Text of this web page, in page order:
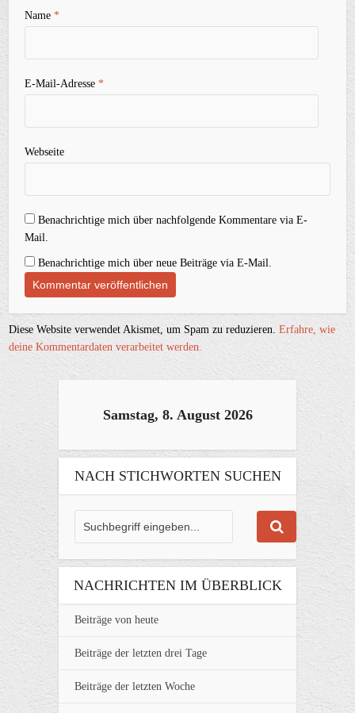
Name*
E-Mail-Adresse*
Webseite
Benachrichtige mich über nachfolgende Kommentare via E-
Mail.
Benachrichtige mich über neue Beiträge via E-Mail.
Diese Website verwendet Akismet, um Spam zu reduzieren.Erfahre, wie
deine Kommentardaten verarbeitet werden.
Samstag, 8. August 2026
NACH STICHWORTEN SUCHEN
NACHRICHTEN IM ÜBERBLICK
Beiträge von heute
Beiträge der letzten drei Tage
Beiträge der letzten Woche